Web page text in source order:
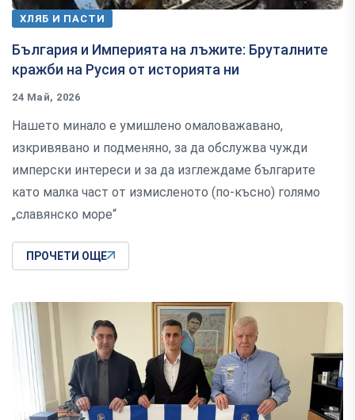
ХЛЯБ И ПАСТИ
България и Империята на лъжите: Бруталните
кражби на Русия от историята ни
24 Май, 2026
Нашето минало е умишлено омаловажавано,
изкривявано и подменяно, за да обслужва чужди
имперски интереси и за да изглеждаме българите
като малка част от измисленото (по-късно) голямо
„славянско море“
ПРОЧЕТИ ОЩЕ